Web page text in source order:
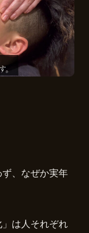
、なぜか実年
」は人それぞれ